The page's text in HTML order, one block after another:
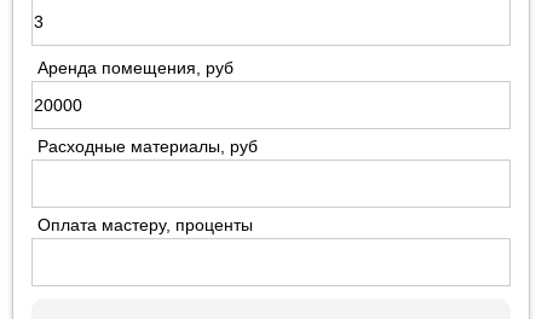
Аренда помещения, руб
Расходные материалы, руб
Оплата мастеру, проценты